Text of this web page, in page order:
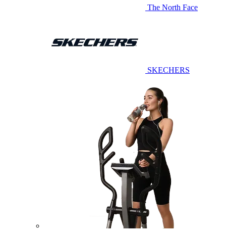
The North Face
SKECHERS